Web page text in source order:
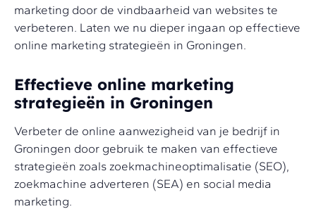
marketing door de vindbaarheid van websites te
verbeteren. Laten we nu dieper ingaan op effectieve
online marketing strategieën in Groningen.
Effectieve online marketing
strategieën in Groningen
Verbeter de online aanwezigheid van je bedrijf in
Groningen door gebruik te maken van effectieve
strategieën zoals zoekmachineoptimalisatie (SEO),
zoekmachine adverteren (SEA) en social media
marketing.